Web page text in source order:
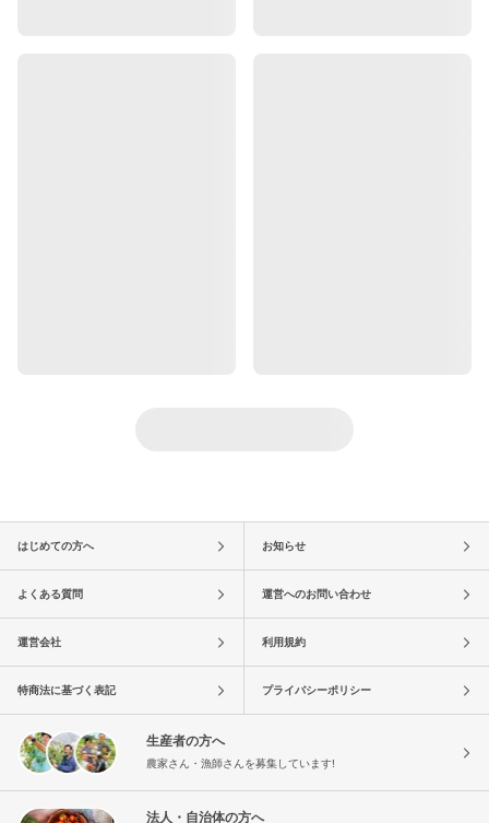
はじめての方へ お知らせ
よくある質問 運営へのお問い合わせ
運営会社 利用規約
特商法に基づく表記 プライバシーポリシー
生産者の方へ
農家さん・漁師さんを募集しています!
法人・自治体の方へ